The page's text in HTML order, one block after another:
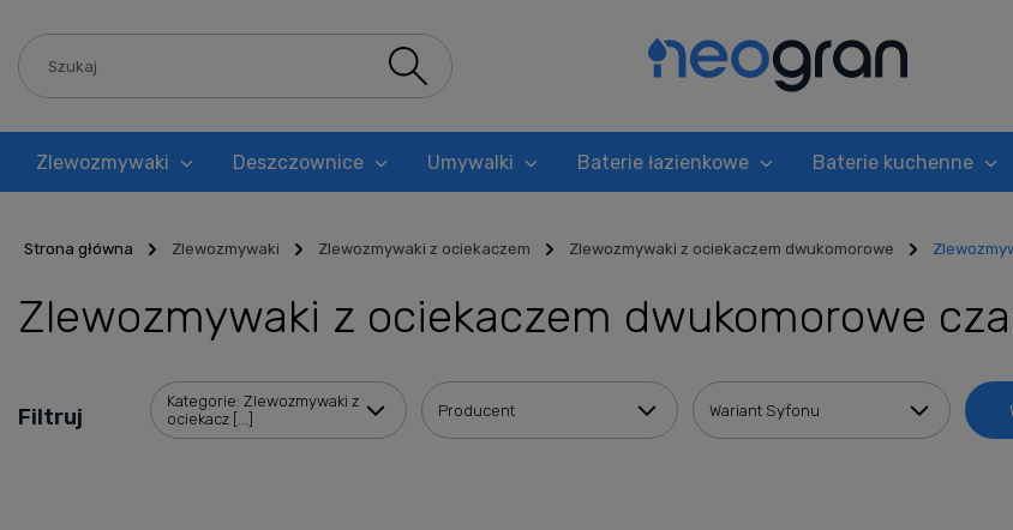
Zlewozmywaki Deszczownice Umywalki Baterie łazienkowe Baterie kuchenne
Strona główna Zlewozmywaki Zlewozmywaki z ociekaczem Zlewozmywaki z ociekaczem dwukomorowe
Zlewozmywaki z ociekaczem dwukomorowe
Filtruj
Kategorie: Zlewozmywaki z
ociekacz [...]
Producent Wariant Syfonu